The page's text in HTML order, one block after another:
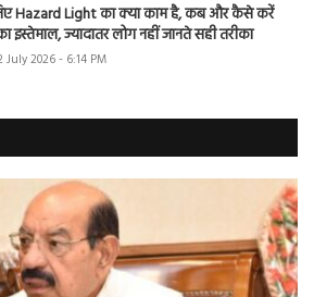
Hazard Light का क्या काम है, कब और कैसे करें
इस्तेमाल, ज्यादातर लोग नहीं जानते सही तरीका
July 2026 - 6:14 PM